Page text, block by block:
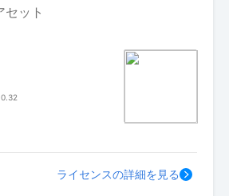
ット
ライセンスの詳細を見る